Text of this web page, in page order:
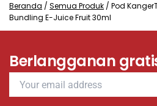
Beranda / Semua Produk / Pod
Bundling E-Juice Fruit 30ml
Berlangganan